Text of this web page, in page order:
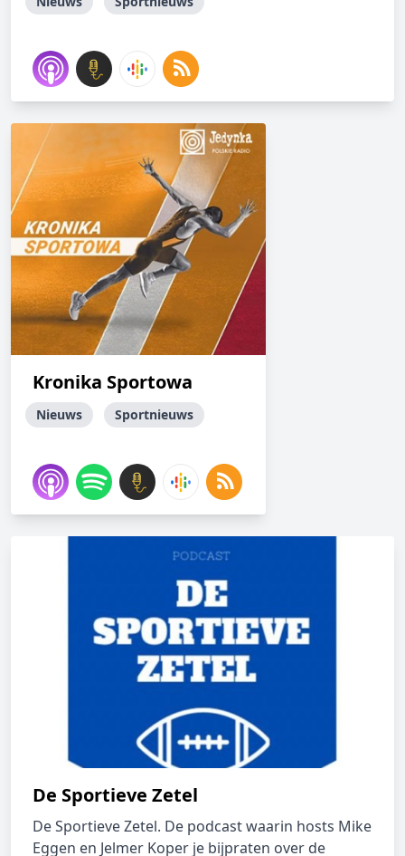
Kronika Sportowa
Nieuws Sportnieuws
De Sportieve Zetel
De Sportieve Zetel. De podcast waarin hosts Mike
Eggen en Jelmer Koper je bijpraten over de